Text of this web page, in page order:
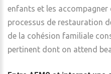
enfants et les
processus de restauration
de la cohésion familiale
pertinent dont on attend